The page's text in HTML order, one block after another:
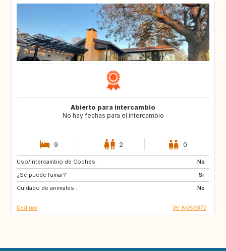
Abierto para intercambio
No hay fechas para el intercambio
9 2 0
Uso/Intercambio de Coches:
No
¿Se puede fumar?:
Si
Cuidado de animales :
No
HR
FR
PT
Destinos Ver NO56872